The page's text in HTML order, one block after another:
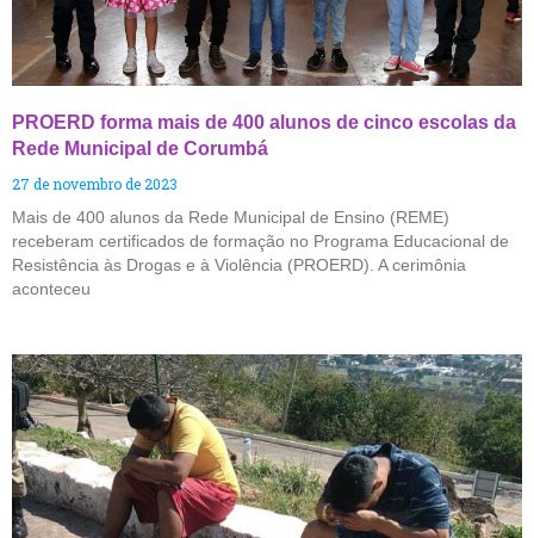
PROERD forma mais de 400 alunos de cinco escolas da
Rede Municipal de Corumbá
27 de novembro de 2023
Mais de 400 alunos da Rede Municipal de Ensino (REME)
receberam certificados de formação no Programa Educacional de
Resistência às Drogas e à Violência (PROERD). A cerimônia
aconteceu